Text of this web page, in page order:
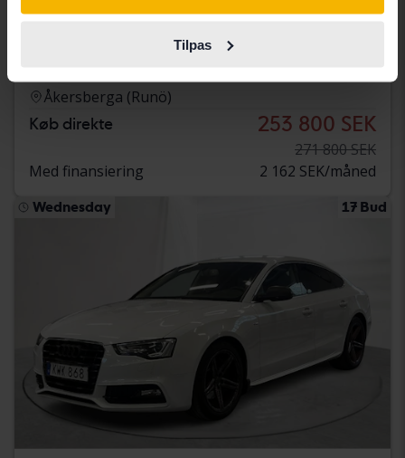
Tilpas
Sportback 45 TFSI quattro
Åkersberga (Runö)
Køb direkte 253 800 SEK
271 800 SEK
Med finansiering
2 162 SEK/måned
Wednesday 17 Bud